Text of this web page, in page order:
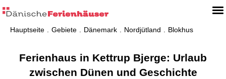
Hauptseite Gebiete Dänemark Nordjütland Blokhus
Ferienhaus in Kettrup Bjerge: Urlaub
zwischen Dünen und Geschichte